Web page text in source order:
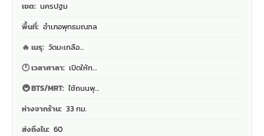
เขต: นครปฐม
พื้นที่: อำเภอพุทธมณฑล
🔥 เมรุ: วัดมะเกลือ…
🕐 เวลาศาลา: เปิดให้ก…
🚇 BTS/MRT: ใช้ถนนพุ…
ห่างจากร้าน: 33 กม.
ส่งถึงใน: 60